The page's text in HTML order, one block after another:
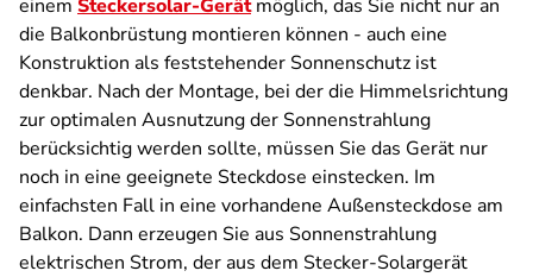
einem Steckersolar-Gerätmöglich, das Sie nicht nur an
die Balkonbrüstung montieren können - auch eine
Konstruktion als feststehender Sonnenschutz ist
denkbar. Nach der Montage, bei der die Himmelsrichtung
zur optimalen Ausnutzung der Sonnenstrahlung
berücksichtig werden sollte, müssen Sie das Gerät nur
noch in eine geeignete Steckdose einstecken. Im
einfachsten Fall in eine vorhandene Außensteckdose am
Balkon. Dann erzeugen Sie aus Sonnenstrahlung
elektrischen Strom, der aus dem Stecker-Solargerät